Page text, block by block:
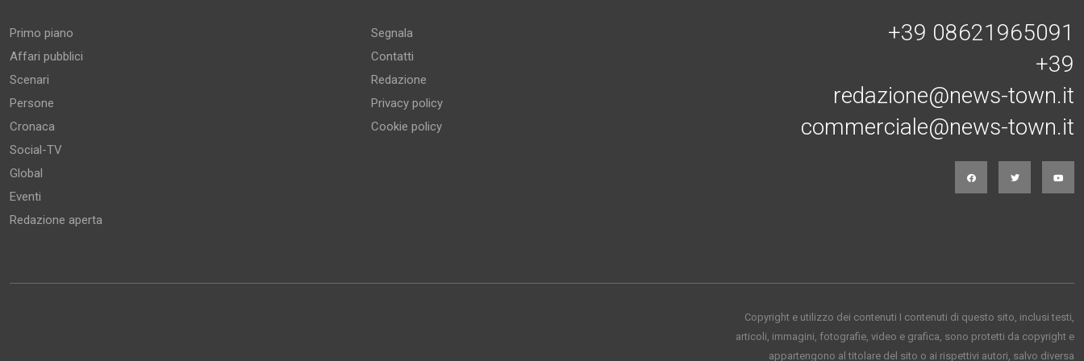
Primo piano
Affari pubblici
Scenari
Persone
Cronaca
Social-TV
Global
Eventi
Redazione aperta
Segnala
Contatti
Redazione
Privacy policy
Cookie policy
+39 08621965091
+39
redazione@news-town.it
commerciale@news-town.it
Copyright e utilizzo dei contenuti I contenuti di questo sito, inclusi testi,
articoli, immagini, fotografie, video e grafica, sono protetti da copyright e
appartengono al titolare del sito o ai rispettivi autori, salvo diversa